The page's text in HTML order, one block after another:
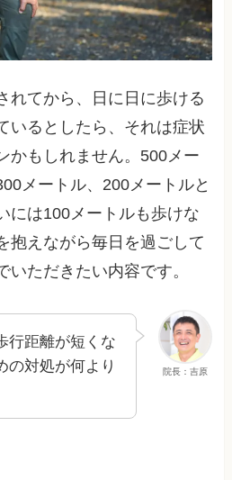
れてから、日に日に歩ける
いるとしたら、それは症状
かもしれません。500メー
メートル、200メートルと
には100メートルも歩けな
抱えながら毎日を過ごして
いただきたい内容です。
院長：吉原
行距離が短くな
の対処が何より